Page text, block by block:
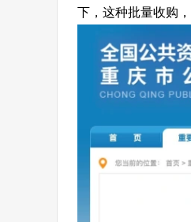
下，这种批量收购